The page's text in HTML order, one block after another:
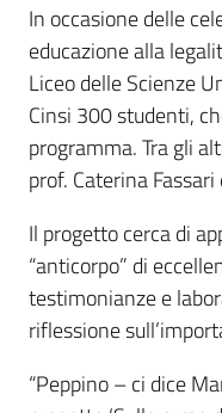
In occasione delle
educazione alla
Liceo delle Scienze
Cinsi 300 studenti,
programma. Tra gli
prof. Caterina
Il progetto cerca di
“anticorpo” di
testimonianze e
riflessione
“Peppino – ci dice